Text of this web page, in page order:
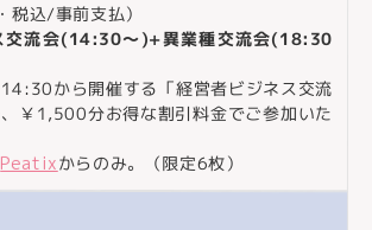
税込/事前支払）
交流会(14:30～)+異業種交流会(18:30
から開催する「経営者ビジネス交流
￥1,500分お得な割引料金でご参加いた
Peatixからのみ。（限定6枚）